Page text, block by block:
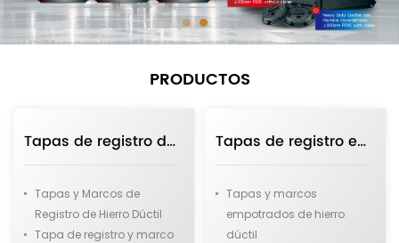
PRODUCTOS
Tapas de registro de hierro dúctil cuadradas de servicio mediano D400 de 600*600 mm (23,6 pulgadas)
Tapas y Marcos de
Registro de Hierro Dúctil
Tapa de registro y marco
Tapas de registro empotradas de hierro dúctil para servicio mediano D400 de 666*666 mm (26,2 pulgadas)
Tapas y marcos
empotrados de hierro
dúctil